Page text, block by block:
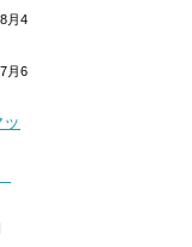
月4
月6